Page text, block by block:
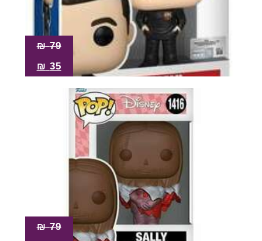
79
₪
35
₪
79
₪